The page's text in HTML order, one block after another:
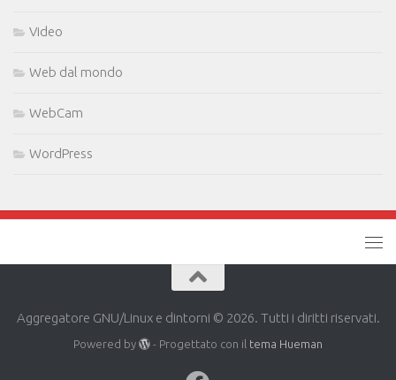
Video
Web dal mondo
WebCam
WordPress
Aggregatore GNU/Linux e dintorni © 2026. Tutti i diritti riservati.
Powered by - Progettato con il tema Hueman